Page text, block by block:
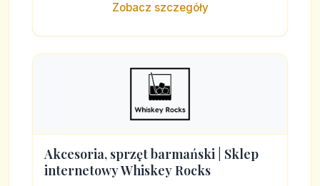
Zobacz szczegóły
Akcesoria, sprzęt barmański | Sklep
internetowy Whiskey Rocks